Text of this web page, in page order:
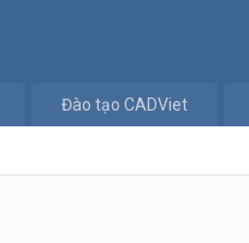
Đào tạo CADViet